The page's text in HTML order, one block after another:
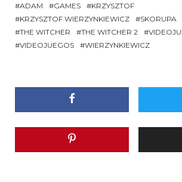
ADAM GAMES
KRZYSZTOF
KRZYSZTOF WIERZYNKIEWICZ
SKORUPA
THE WITCHER
THE WITCHER 2
VIDEOJUEGOS
WIERZYNKIEWICZ